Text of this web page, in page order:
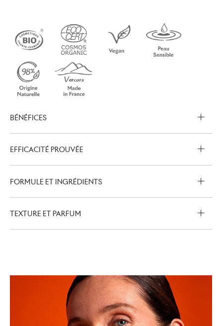
BÉNÉFICES
EFFICACITÉ PROUVÉE
FORMULE ET INGRÉDIENTS
TEXTURE ET PARFUM